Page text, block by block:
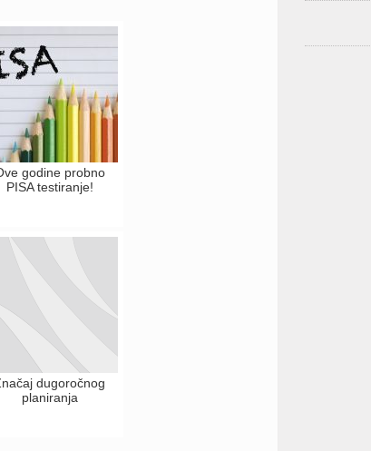
godine probno
PISA testiranje!
dugoročnog
planiranja